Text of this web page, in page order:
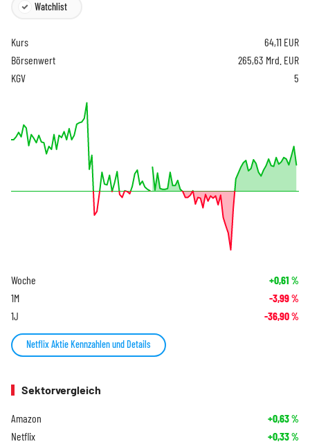
Watchlist
Kurs 64,11 EUR
Börsenwert
265,63 Mrd. EUR
KGV
5
Woche +0,61 %
1M -3,99%
1J -36,90%
Netflix Aktie Kennzahlen und Details
Sektorvergleich
Amazon +0,63%
Netflix +0,33%